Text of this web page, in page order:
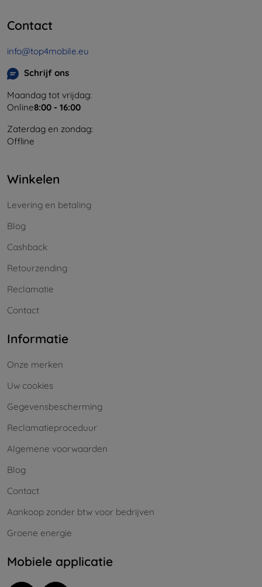
Contact
info@top4mobile.eu
Schrijf ons
Maandag tot vrijdag:
Online8:00 - 16:00
Zaterdag en zondag:
Offline
Winkelen
Levering en betaling
Blog
Cashback
Retourzending
Reclamatie
Contact
Informatie
Onze merken
Uw cookies
Gegevensbescherming
Reclamatieproceduur
Algemene voorwaarden
Blog
Contact
Aankoop zonder btw voor bedrijven
Groene energie
Mobiele applicatie